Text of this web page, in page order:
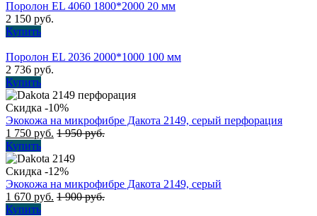
Поролон EL 4060 1800*2000 20 мм
2 150 руб.
Купить
Поролон EL 2036 2000*1000 100 мм
2 736 руб.
Купить
Скидка -10%
Экокожа на микрофибре Дакота 2149, серый перфорация
1 750 руб. 1 950руб.
Купить
Скидка -12%
Экокожа на микрофибре Дакота 2149, серый
1 670 руб. 1 900руб.
Купить